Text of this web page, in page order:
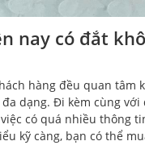
nay có đắt
hàng đều quan tâm
dạng. Đi kèm cùng
có quá nhiều thông
kỹ càng, bạn có thể